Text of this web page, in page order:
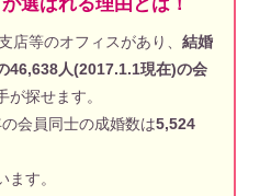
店等のオフィスがあり、 結婚
46,638人(2017.1.1現在)の会
が探せます。
会員同士の成婚数は5,524
ます。